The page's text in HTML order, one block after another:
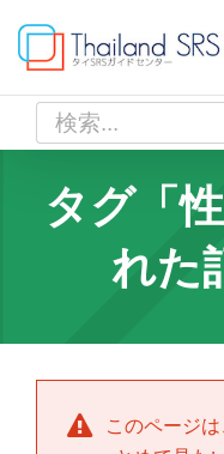
content
索
タグ「
れた
このページ